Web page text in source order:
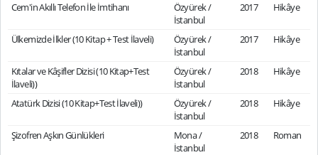
Cem'in Akıllı Telefon İle İmtihanı
Özyürek /
İstanbul
2017 Hikâye
Ülkemizde İlkler (10 Kitap + Test İlaveli)
Özyürek /
İstanbul
2017 Hikâye
Kıtalar ve Kâşifler Dizisi (10 Kitap+Test
İlaveli))
Özyürek /
İstanbul
2018 Hikâye
Atatürk Dizisi (10 Kitap+Test İlaveli))
Özyürek /
İstanbul
2018 Hikâye
Şizofren Aşkın Günlükleri
Mona /
İstanbul
2018 Roman